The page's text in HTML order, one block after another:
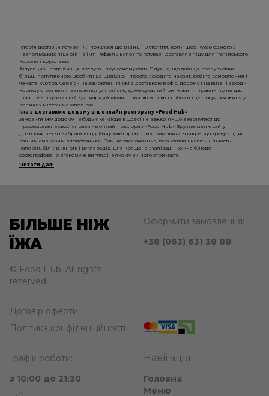
Історія доставки готової їжі почалася ще в кінці 19 століття, коли шеф-кухар одного з
неапольських піцерій на ім'я Рафаель Еспозіто готував і доставляв піцу для італійського
короля і королеви.
Актуальна і потрібна ця послуга і в сучасному світі. Є думка, що далі ця послуга стане
більш популярною. Зробити це швидко і просто: заходите на сайт, робите замовлення і
чекаєте кур'єра. Сервіси на замовлення їжі з доставкою в офіс, додому і на виїзні заходи
користуються величезною популярністю, адже сучасний ритм життя практично не дає
шанс реалізувати свій кулінарний талант повною мірою, особливо це стосується життя у
великих містах і мегаполісах.
Їжа з доставкою додому від онлайн ресторану «Food Hub»
Замовити їжу додому і в будь-яке місце в Одесі не важко, якщо звернутися до
професіоналів своєї справи - в онлайн ресторан «Food Hub». Зручне меню сайту
дозволяє легко вибрати вподобану категорію страв і замовити конкретну страву згідно
вашим смаковим вподобанням. Там же вказана ціна, вага, склад і навіть кількість
калорій, білків, жирів і вуглеводів. Для кращої візуалізації кожне блюдо
сфотографовано в такому ж вигляді, в якому ви його отримаєте!
Читати далі
БІЛЬШЕ НІЖ
ЇЖА
© Food Hub. All rights
reserved.
Договір оферти
Політика конфіденційності
Навігація:
Головна
Меню
Оформити замовлення:
+38 (063) 631 38 88
Графік роботи:
з 10:00 до 21:30